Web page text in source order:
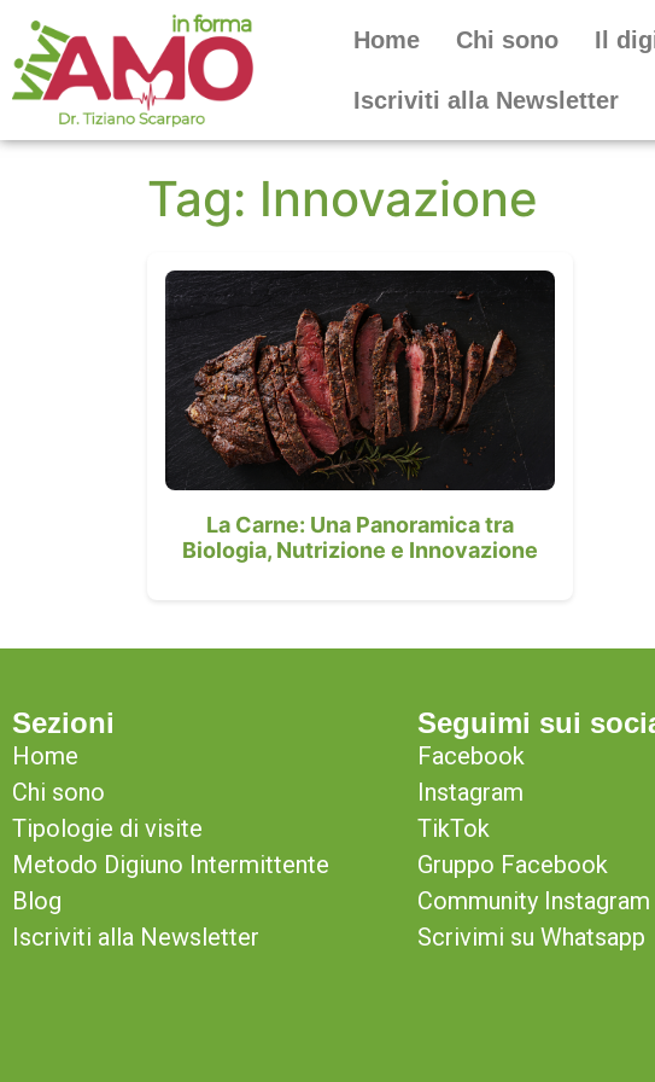
Home Chi sono Il
Iscriviti alla Newsletter
Tag: Innovazione
La Carne: Una Panoramica tra
Biologia, Nutrizione e Innovazione
Sezioni
Home
Chi sono
Tipologie di visite
Metodo Digiuno Intermittente
Blog
Iscriviti alla Newsletter
Seguimi sui
Facebook
Instagram
TikTok
Gruppo Facebook
Community Instagram
Scrivimi su Whatsapp